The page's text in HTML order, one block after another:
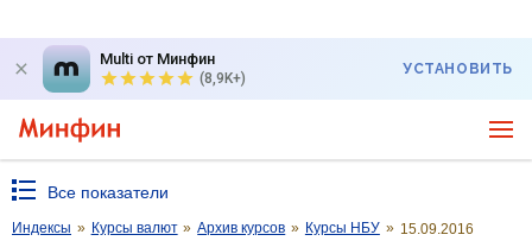
Multi от Минфин
(8,9K+)
УСТАНОВИТЬ
Все показатели
Индексы » Курсы валют » Архив курсов » Курсы НБУ » 15.09.2016